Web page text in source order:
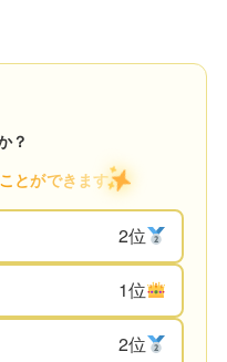
？
とができます
2位
1位
2位